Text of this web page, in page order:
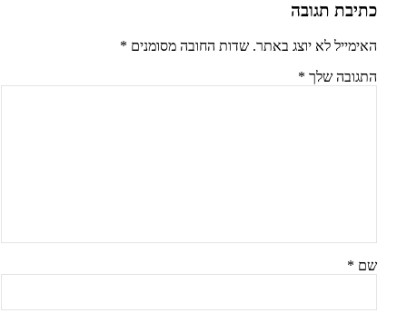
כתיבת תגובה
האימייל לא יוצג באתר. שדות החובה מסומנים *
התגובה שלך *
שם *